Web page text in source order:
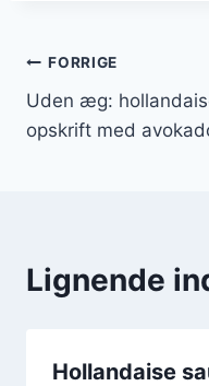
FORRIGE
Uden æg:
opskrift med
Lignende
Hollandaise